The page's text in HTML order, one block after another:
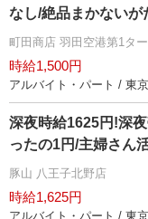
なし/絶品まかない
町田商店 羽田空港第1タ
時給1,500円
アルバイト・パート / 東
深夜時給1625円!深
ったの1円/主婦さん
豚山 八王子北野店
時給1,625円
アルバイト・パート / 東